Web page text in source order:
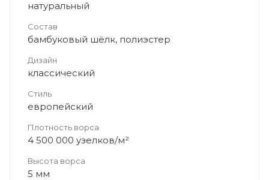
натуральный
Состав
бамбуковый шёлк, полиэстер
Дизайн
классический
Стиль
европейский
Плотность ворса
4 500 000 узелков/м²
Высота ворса
5 мм